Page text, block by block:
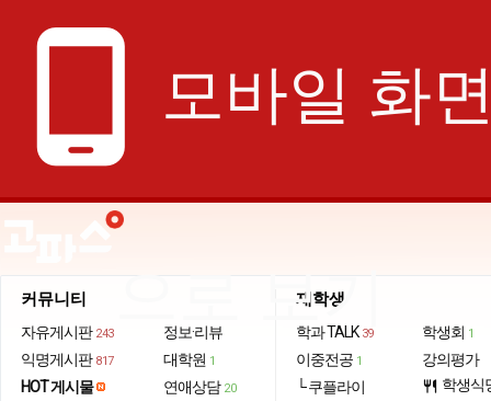
phone_android 모바일 화
으로 보기
커뮤니티
자유게시판 243
익명게시판 817
HOT 게시물
정보·리뷰
대학원 1
연애상담 20
재학생
학과 TALK 39
이중전공 1
└ 쿠플라이
학생회 1
강의평가
restaurant 학생식